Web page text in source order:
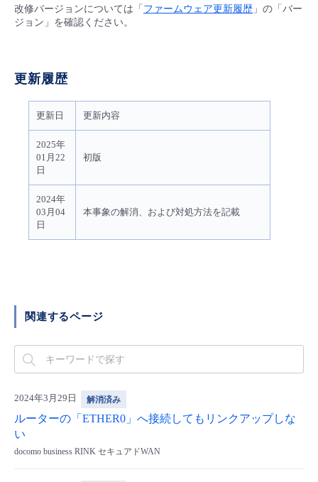
- クラウド / サーバー
- Flexible InterConnect
- Flexible Remote Access
- その他
改修バージョンについては「 ファームウェア更新履歴 」の「バー
ジョン」を確認ください。
更新履歴
更新日 更新内容
2025年
01月22
日
初版
2024年
03月04
日
本事象の解消、および対処方法を記載
関連するページ
2024年3月29日 解消済み
ルーターの「ETHER0」へ接続してもリンクアップしな
い
docomo business RINK セキュアドWAN